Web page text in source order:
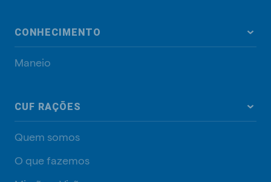
CONHECIMENTO
Maneio
CUF RAÇÕES
Quem somos
O que fazemos